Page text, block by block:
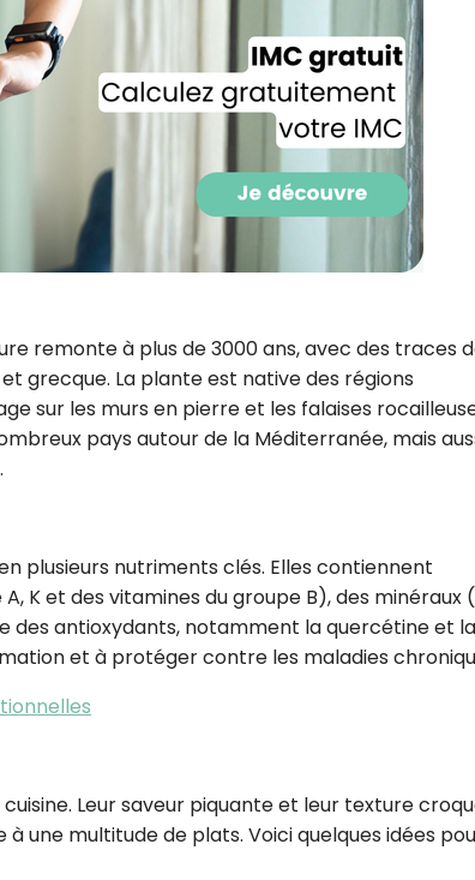
remonte à plus de 3000 ans, avec des traces
grecque. La plante est native des régions
sur les murs en pierre et les falaises
pays autour de la Méditerranée, mais
plusieurs nutriments clés. Elles contiennent
K et des vitamines du groupe B), des minéraux
des antioxydants, notamment la quercétine et la
et à protéger contre les maladies
Leur saveur piquante et leur texture
une multitude de plats. Voici quelques idées
Recevez
recettes inédites de
Ainsi que la newsletter
CROQ.
performances des campagnes.
pourrons savoir si vous ouvrez les
l'heure à laquelle vous le faites
des informations sur le terminal
utilisez. Pour en savoir plus sur ces
voir notre politique de
personnalisées. Vous pourrez vous désinscrire en
désabonnement intégré dans la newsletter. Pour en
exercer vos droits, prenez connaissance de notreCharte
Confidentialité .